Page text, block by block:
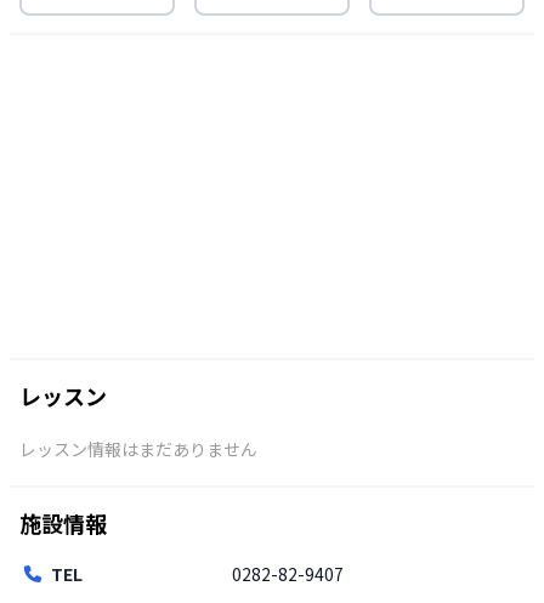
レッスン
レッスン情報はまだありません
施設情報
TEL 0282-82-9407